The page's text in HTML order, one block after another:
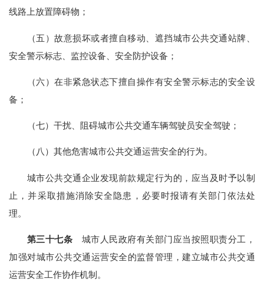
线路上放置障碍物；
（五）故意损坏或者擅自移动、遮挡城市公共交通站牌、
安全警示标志、监控设备、安全防护设备；
（六）在非紧急状态下擅自操作有安全警示标志的安全设
备；
（七）干扰、阻碍城市公共交通车辆驾驶员安全驾驶；
（八）其他危害城市公共交通运营安全的行为。
城市公共交通企业发现前款规定行为的，应当及时予以制
止，并采取措施消除安全隐患，必要时报请有关部门依法处
理。
第三十七条 城市人民政府有关部门应当按照职责分工，
加强对城市公共交通运营安全的监督管理，建立城市公共交通
运营安全工作协作机制。